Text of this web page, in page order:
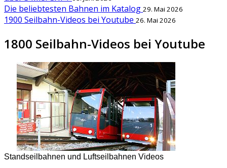
Die beliebtesten Bahnen im Katalog 29. Mai 2026
1900 Seilbahn-Videos bei Youtube 26. Mai 2026
1800 Seilbahn-Videos bei Youtube
Standseilbahnen und Luftseilbahnen Videos